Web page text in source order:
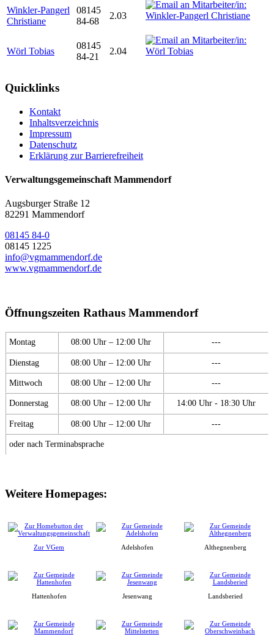
Winkler-Pangerl
Christiane
08145
84-68
2.03
Wörl Tobias
08145
84-21
2.04
Quicklinks
Kontakt
Inhaltsverzeichnis
Impressum
Datenschutz
Erklärung zur Barrierefreiheit
Verwaltungsgemeinschaft Mammendorf
Augsburger Straße 12
82291 Mammendorf
08145 84-0
08145 1225
info@vgmammendorf.de
www.vgmammendorf.de
Öffnungszeiten Rathaus Mammendorf
Montag 08:00 Uhr – 12:00 Uhr ---
Dienstag 08:00 Uhr – 12:00 Uhr ---
Mittwoch 08:00 Uhr – 12:00 Uhr ---
Donnerstag 08:00 Uhr – 12:00 Uhr 14:00 Uhr - 18:30 Uhr
Freitag 08:00 Uhr – 12:00 Uhr ---
oder nach Terminabsprache
Weitere Homepages:
Zur VGem Adelshofen Althegnenberg
Hattenhofen Jesenwang Landsberied